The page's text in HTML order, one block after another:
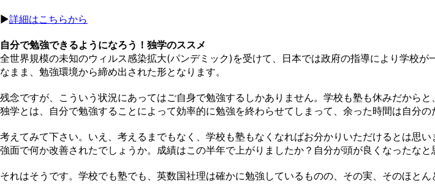
▶︎詳細はこちらから
自分で勉強できるようになろう！独学のススメ
全世界規模の未知のウィルス感染拡大(パンデミック)を受けて、日本では政府の指導により学校
なまま、勉強環境から締め出された形となります。
残念ですが、こういう状況にあってはご自身で勉強するしかありません。学校も塾も休みだから
独学とは、自分で勉強することによって効率的に勉強を終わらせてしまって、余った時間は自分
考えてみて下さい。いえ、考えるまでもなく、学校も塾もなくなればお分かりいただけるとは思
強面で何か改善されたでしょうか。成績はこの半年で上がりましたか？自分が頭が良くなったな
それはそうです。学校でも塾でも、英数国社理は確かに勉強しているものの、その実、そのほとん